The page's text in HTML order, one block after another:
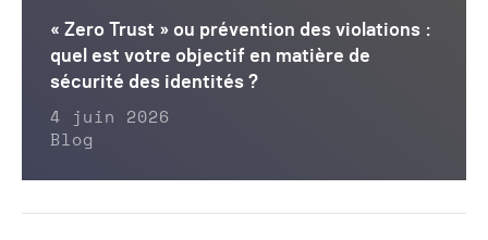
« Zero Trust » ou prévention des violations :
quel est votre objectif en matière de
sécurité des identités ?
4 juin 2026
Blog